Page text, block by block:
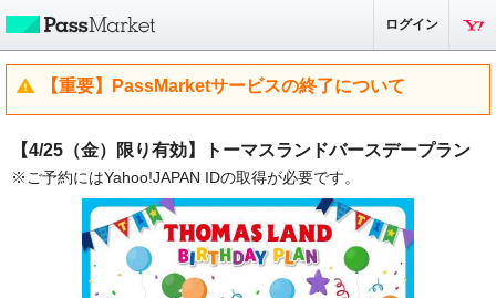
ログイン
【重要】PassMarketサービスの終了について
【4/25（金）限り有効】トーマスランドバースデープラン
※ご予約にはYahoo!JAPAN IDの取得が必要です。